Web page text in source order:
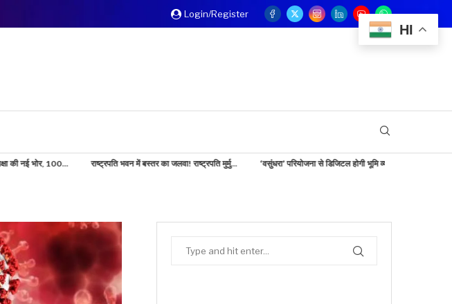
Login/Register
राष्ट्रपति भवन में बस्तर का जलवा! राष्ट्रपति मुर्मु... ‘वसुंधरा’ परियोजना से डिजिटल होगी भूमि व्यवस्था, राजस्व...
HI